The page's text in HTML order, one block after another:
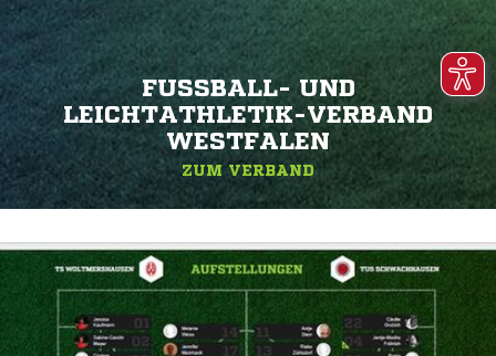
FUSSBALL- UND L
EICHTATHLETIK-VERBAND W
ESTFALEN
ZUM VERBAND